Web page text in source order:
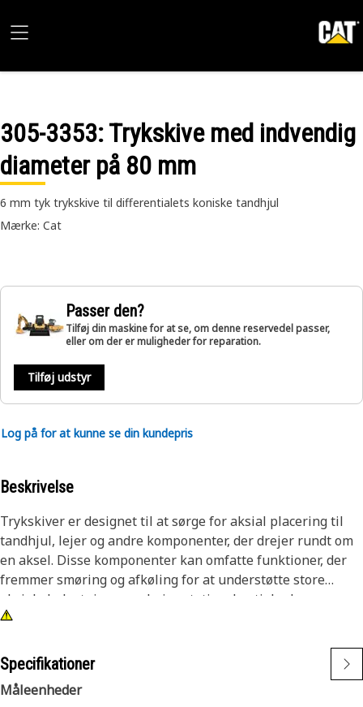
305-3353: Trykskive med indvendig
diameter på 80 mm
6 mm tyk trykskive til differentialets koniske tandhjul
Mærke: Cat
Passer den?
Tilføj din maskine for at se, om denne reservedel passer,
eller om der er muligheder for reparation.
Tilføj udstyr
Log på for at kunne se din kundepris
Beskrivelse
Trykskiver er designet til at sørge for aksial placering til
tandhjul, lejer og andre komponenter, der drejer rundt om
en aksel. Disse komponenter kan omfatte funktioner, der
fremmer smøring og afkøling for at understøtte store
aksiale belastninger og høje rotationshastigheder.
Specifikationer
Måleenheder